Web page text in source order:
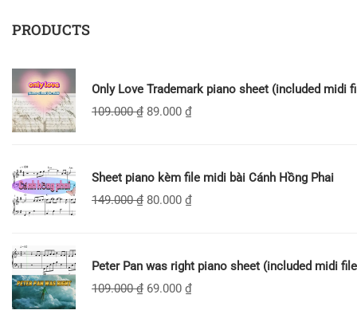
PRODUCTS
Only Love Trademark piano sheet (included midi
109.000₫ 89.000 ₫
Sheet piano kèm file midi bài Cánh Hồng Phai
149.000₫ 80.000 ₫
Peter Pan was right piano sheet (included midi
109.000₫ 69.000 ₫